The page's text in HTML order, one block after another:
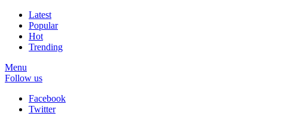
Latest
Popular
Hot
Trending
Menu
Follow us
Facebook
Twitter